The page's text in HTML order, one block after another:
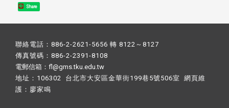
Share
聯絡電話：886-2-2621-5656 轉 8122～8127
傳真號碼：886-2-2391-8108
電郵信箱：fl@gms.tku.edu.tw
地址：106302 台北市大安區金華街199巷5號506室 網頁維
護： 廖家鳴​